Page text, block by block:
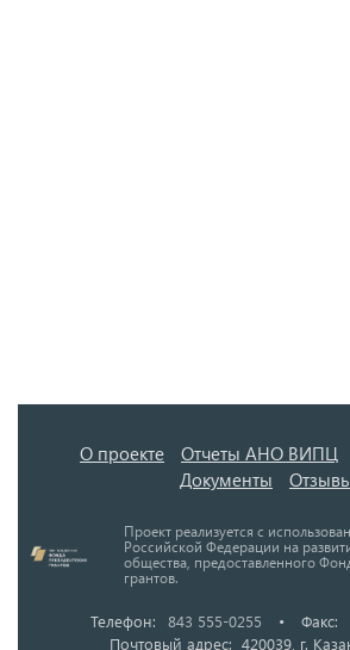
О проекте Отчеты АНО ВИПЦ
Документы
Проект реализуется с
Российской Федерации на
общества, предоставленного
грантов.
Телефон: 843 555-0255 • Факс:
Почтовый адрес: 420039, г.